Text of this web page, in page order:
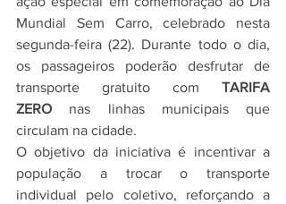
Mundial Sem Carro, celebrado nesta
segunda-feira (22). Durante todo o dia,
os passageiros poderão desfrutar de
transporte gratuito com TARIFA
ZERO nas linhas municipais que
circulam na cidade.
O objetivo da iniciativa é incentivar a
população a trocar o transporte
individual pelo coletivo, reforçando a